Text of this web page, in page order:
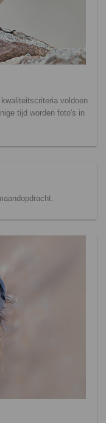
voldoen
tijd worden foto's in